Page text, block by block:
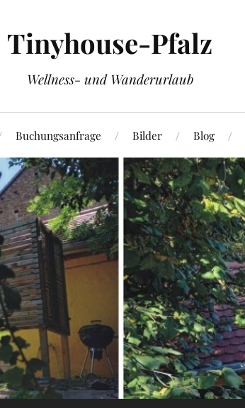
Tinyhouse-Pfalz
Wellness- und Wanderurlaub
Buchungsanfrage Bilder Blog